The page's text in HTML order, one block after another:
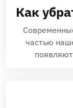
Как
частью